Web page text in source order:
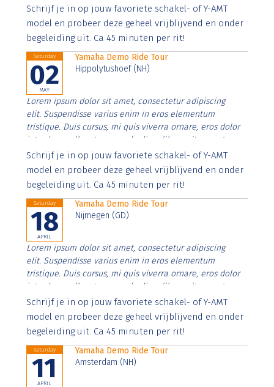
Aenean faucibus nibh et justo cursus id rutrum lorem
imperdiet. Nunc ut sem vitae risus tristique posuere.
Schrijf je in op jouw favoriete schakel- of Y-AMT
model en probeer deze geheel vrijblijvend en onder
begeleiding uit. Ca 45 minuten per rit!
Saturday
02
MAY
Yamaha Demo Ride Tour
Hippolytushoef (NH)
Lorem ipsum dolor sit amet, consectetur adipiscing
elit. Suspendisse varius enim in eros elementum
tristique. Duis cursus, mi quis viverra ornare, eros dolor
interdum nulla, ut commodo diam libero vitae erat.
Aenean faucibus nibh et justo cursus id rutrum lorem
imperdiet. Nunc ut sem vitae risus tristique posuere.
Schrijf je in op jouw favoriete schakel- of Y-AMT
model en probeer deze geheel vrijblijvend en onder
begeleiding uit. Ca 45 minuten per rit!
Saturday
18
APRIL
Yamaha Demo Ride Tour
Nijmegen (GD)
Lorem ipsum dolor sit amet, consectetur adipiscing
elit. Suspendisse varius enim in eros elementum
tristique. Duis cursus, mi quis viverra ornare, eros dolor
interdum nulla, ut commodo diam libero vitae erat.
Aenean faucibus nibh et justo cursus id rutrum lorem
imperdiet. Nunc ut sem vitae risus tristique posuere.
Schrijf je in op jouw favoriete schakel- of Y-AMT
model en probeer deze geheel vrijblijvend en onder
begeleiding uit. Ca 45 minuten per rit!
Saturday
11
APRIL
Yamaha Demo Ride Tour
Amsterdam (NH)